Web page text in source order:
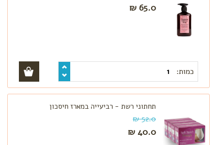
65.0 ₪
כמות:
תחתוני רשת - רביעייה במארז חיסכון
52.0 ₪
40.0 ₪